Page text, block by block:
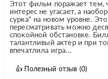
Этот фильм поражает
интерес не угасает, а
сурка" на новом уровне.
пересматривать можно
спокойной обстановке.
талантливый актер и при
впечатлила игра...
👍 Полезный отзыв (0)